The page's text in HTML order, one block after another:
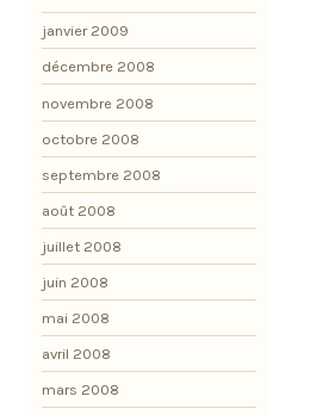
janvier 2009
décembre 2008
novembre 2008
octobre 2008
septembre 2008
août 2008
juillet 2008
juin 2008
mai 2008
avril 2008
mars 2008